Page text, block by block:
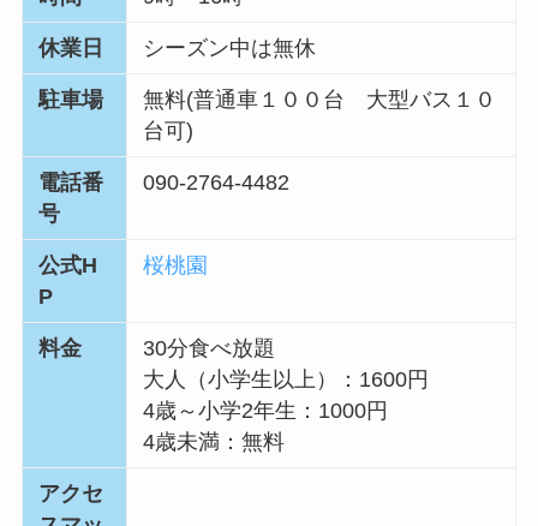
休業日 シーズン中は無休
駐車場
無料(普通車１００台 大型バス１０
台可)
電話番
号
090-2764-4482
公式H
P
桜桃園
料金
30分食べ放題
大人（小学生以上）：1600円
4歳～小学2年生：1000円
4歳未満：無料
アクセ